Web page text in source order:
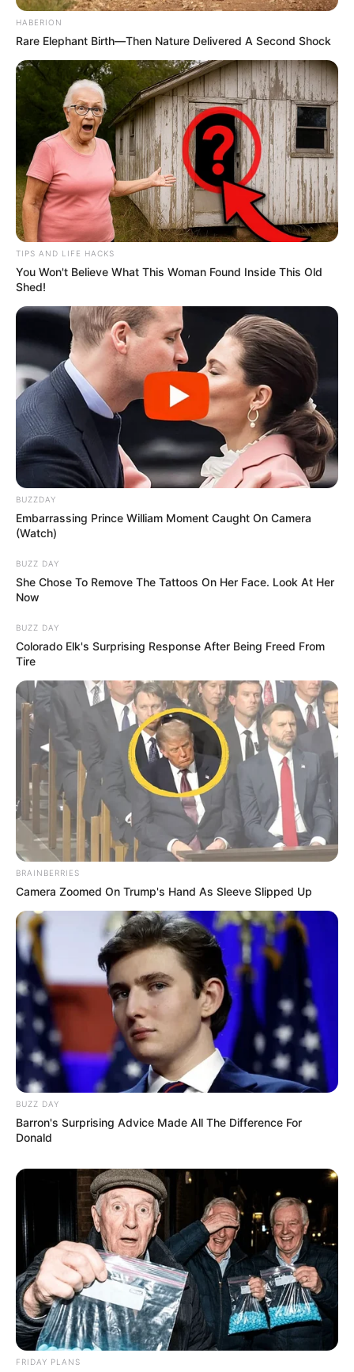
HABERION
Rare Elephant Birth—Then Nature Delivered A Second Shock
TIPS AND LIFE HACKS
You Won't Believe What This Woman Found Inside This Old
Shed!
BUZZDAY
Embarrassing Prince William Moment Caught On Camera
(Watch)
BUZZ DAY
She Chose To Remove The Tattoos On Her Face. Look At Her
Now
BUZZ DAY
Colorado Elk's Surprising Response After Being Freed From
Tire
BRAINBERRIES
Camera Zoomed On Trump's Hand As Sleeve Slipped Up
BUZZ DAY
Barron's Surprising Advice Made All The Difference For
Donald
FRIDAY PLANS